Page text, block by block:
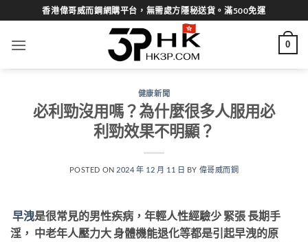
to
content
香港偉哥威而鋼網購平台，無需處方隱秘送貨。滿500免運
0
健康新聞
必利勁沒用嗎？為什麼很多人服用必
利勁效果不明顯？
POSTED ON 2024 年 12 月 11 日 BY 偉哥威而鋼
早洩是很常見的男性疾病，年輕人性經驗少 緊張 長期手
淫， 中老年人壓力大 身體機能退化等都是引起早洩的原